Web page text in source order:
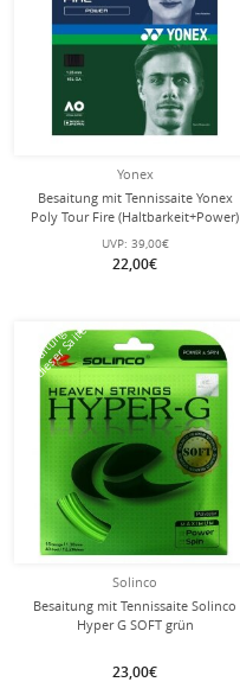
Yonex
Besaitung mit Tennissaite Yonex
Poly Tour Fire (Haltbarkeit+Power)
schwarz
UVP: 39,00€
22,00€
Solinco
Besaitung mit Tennissaite Solinco
Hyper G SOFT grün
23,00€
Besaitung
mit dieser Saite